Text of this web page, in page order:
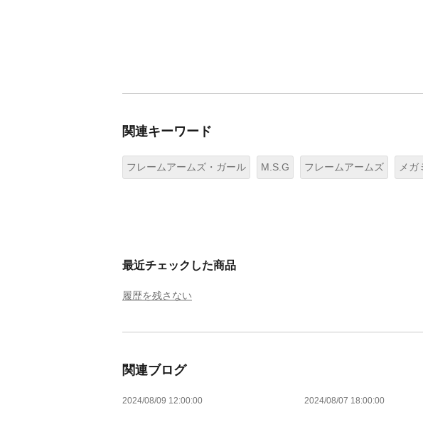
関連キーワード
フレームアームズ・ガール M.S.G フレームアームズ メガ
最近チェックした商品
履歴を残さない
関連ブログ
2024/08/09 12:00:00 2024/08/07 18:00:00